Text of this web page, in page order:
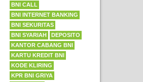
BNI CALL
BNI INTERNET BANKING
BNI SEKURITAS
BNI SYARIAH
DEPOSITO
KANTOR CABANG BNI
KARTU KREDIT BNI
KODE KLIRING
KPR BNI GRIYA